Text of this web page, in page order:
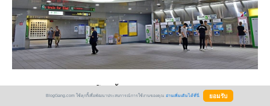
BlogGang.com ใช้คุกกี้เพื่อพัฒนาประสบการณ์การใช้งานของคุณ อ่านเพิ่มเติมได้ที่นี่